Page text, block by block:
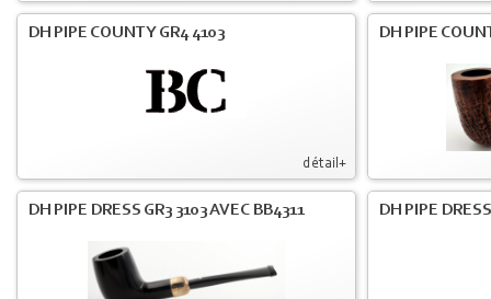
détail+
DH PIPE COUNTY GR4 4103 DH PIPE
DH PIPE DRESS GR3 3103 AVEC BB4311 DH PIPE